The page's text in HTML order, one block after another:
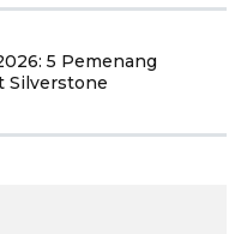
5 Pemenang
Silverstone